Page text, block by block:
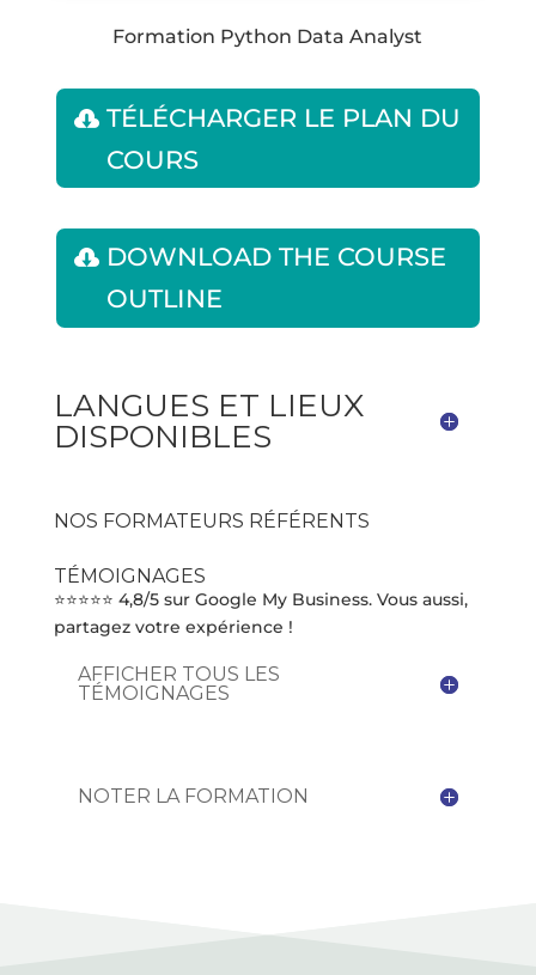
Formation Python Data Analyst
TÉLÉCHARGER LE PLAN DU
COURS
DOWNLOAD THE COURSE
OUTLINE
LANGUES ET LIEUX
DISPONIBLES
NOS FORMATEURS RÉFÉRENTS
TÉMOIGNAGES
⭐⭐⭐⭐⭐ 4,8/5 sur Google My Business. Vous aussi,
partagez votre expérience !
AFFICHER TOUS LES
TÉMOIGNAGES
NOTER LA FORMATION